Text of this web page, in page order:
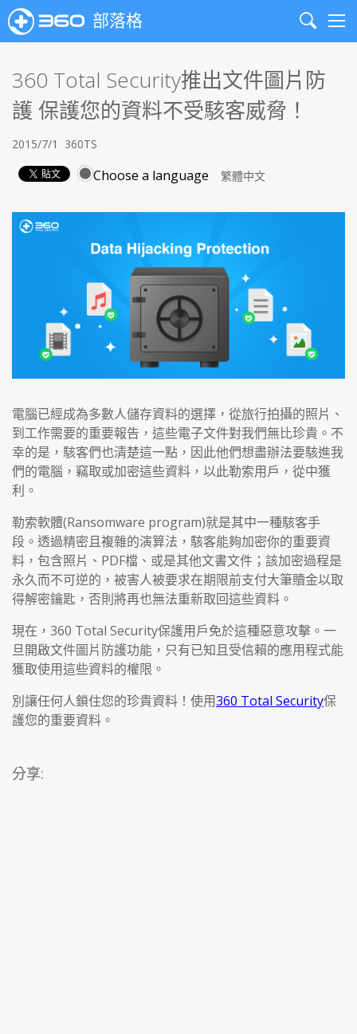
部落格
Search
360 Total Security推出文件圖片防
護 保護您的資料不受駭客威脅！
2015/7/1 360TS
Choose a language
電腦已經成為多數人儲存資料的選擇，從旅行拍攝的照片、
到工作需要的重要報告，這些電子文件對我們無比珍貴。不
幸的是，駭客們也清楚這一點，因此他們想盡辦法要駭進我
們的電腦，竊取或加密這些資料，以此勒索用戶，從中獲
利。
勒索軟體(Ransomware program)就是其中一種駭客手
段。透過精密且複雜的演算法，駭客能夠加密你的重要資
料，包含照片、PDF檔、或是其他文書文件；該加密過程是
永久而不可逆的，被害人被要求在期限前支付大筆贖金以取
得解密鑰匙，否則將再也無法重新取回這些資料。
現在，360 Total Security保護用戶免於這種惡意攻擊。一
旦開啟文件圖片防護功能，只有已知且受信賴的應用程式能
獲取使用這些資料的權限。
別讓任何人鎖住您的珍貴資料！使用360 Total Security保
護您的重要資料。
分享: